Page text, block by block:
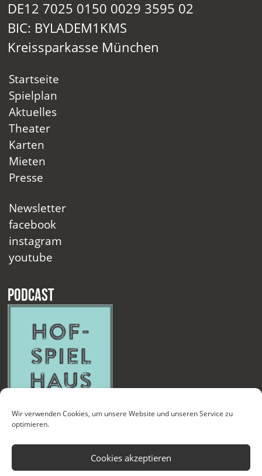
Wir verwenden Cookies, um unsere Website und unseren Service zu
optimieren.
Cookies akzeptieren
DE12 7025 0150 0029 3595 02
BIC: BYLADEM1KMS
Kreissparkasse München
Startseite
Spielplan
Aktuelles
Theater
Karten
Mieten
Presse
Newsletter
facebook
instagram
youtube
Podcast